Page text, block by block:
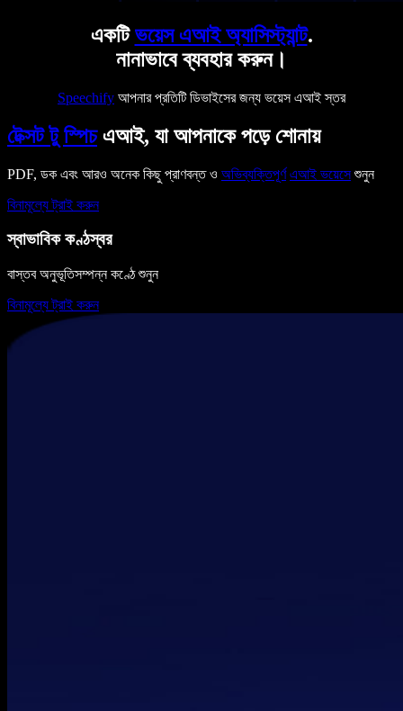
একটিভয়েস এআই অ্যাসিস্ট্যান্ট.
নানাভাবে ব্যবহার করুন।
Speechify আপনার প্রতিটি ডিভাইসের জন্য ভয়েস এআই স্তর
টেক্সট টু স্পিচএআই, যা আপনাকে পড়ে শোনায়
PDF, ডক এবং আরও অনেক কিছু প্রাণবন্ত ও অভিব্যক্তিপূর্ণ এআই ভয়েসেশুনুন
বিনামূল্যে ট্রাই করুন
স্বাভাবিক কণ্ঠস্বর
বাস্তব অনুভূতিসম্পন্ন কণ্ঠে শুনুন
বিনামূল্যে ট্রাই করুন